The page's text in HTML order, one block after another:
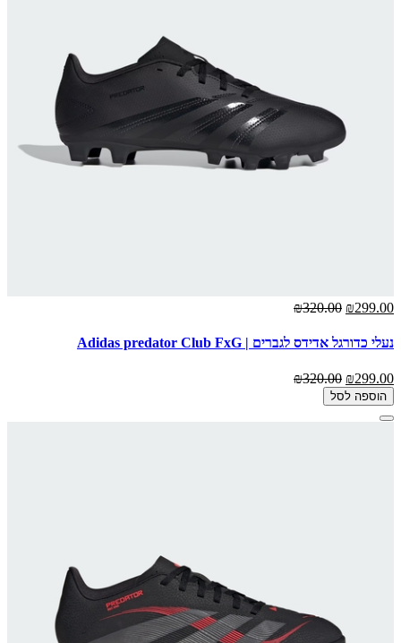
₪299.00
₪320.00
נעלי כדורגל אדידס לגברים | Adidas predator Club FxG
₪299.00
₪320.00
הוספה לסל